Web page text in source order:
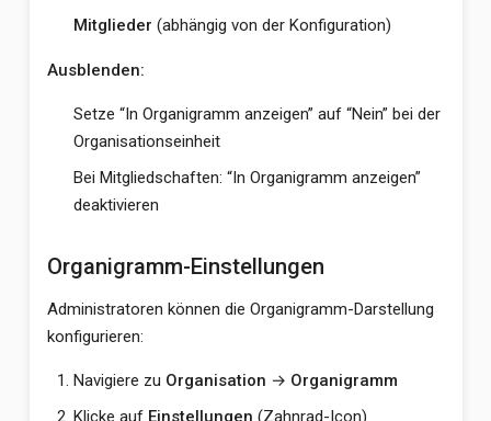
Mitglieder (abhängig von der Konfiguration)
Ausblenden:
Setze “In Organigramm anzeigen” auf “Nein” bei der
Organisationseinheit
Bei Mitgliedschaften: “In Organigramm anzeigen”
deaktivieren
Organigramm-Einstellungen
Administratoren können die Organigramm-Darstellung
konfigurieren:
Navigiere zu Organisation → Organigramm
Klicke auf Einstellungen (Zahnrad-Icon)